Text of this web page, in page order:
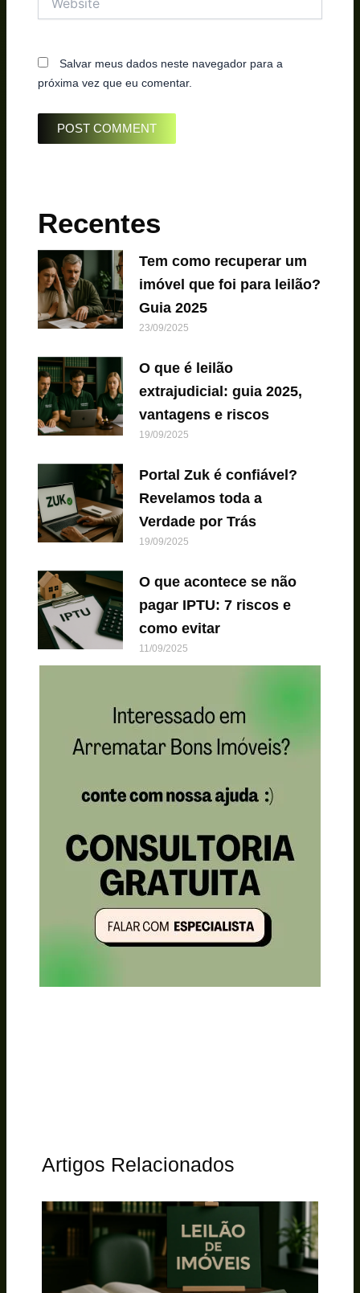
Salvar meus dados neste navegador para a
próxima vez que eu comentar.
Recentes
Tem como recuperar um
imóvel que foi para leilão?
Guia 2025
23/09/2025
O que é leilão
extrajudicial: guia 2025,
vantagens e riscos
19/09/2025
Portal Zuk é confiável?
Revelamos toda a
Verdade por Trás
19/09/2025
O que acontece se não
pagar IPTU: 7 riscos e
como evitar
11/09/2025
Artigos Relacionados